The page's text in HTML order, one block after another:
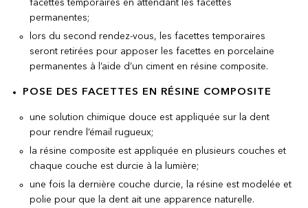
facettes temporaires en attendant les facettes
permanentes;
lors du second rendez-vous, les facettes temporaires
seront retirées pour apposer les facettes en porcelaine
permanentes à l’aide d’un ciment en résine composite.
POSE DES FACETTES EN RÉSINE COMPOSITE
une solution chimique douce est appliquée sur la dent
pour rendre l’émail rugueux;
la résine composite est appliquée en plusieurs couches et
chaque couche est durcie à la lumière;
une fois la dernière couche durcie, la résine est modelée et
polie pour que la dent ait une apparence naturelle.